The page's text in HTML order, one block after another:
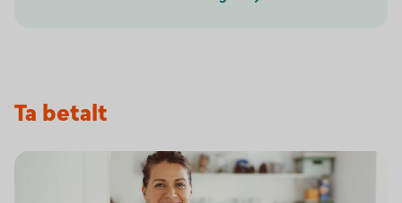
Ta betalt